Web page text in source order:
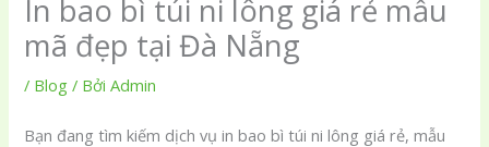
In bao bì túi ni lông giá rẻ mẫu
mã đẹp tại Đà Nẵng
/ Blog / BởiAdmin
Bạn đang tìm kiếm dịch vụ in bao bì túi ni lông giá rẻ, mẫu